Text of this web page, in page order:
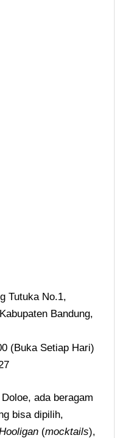
Tutuka No.1,
Bandung,
(Buka Setiap Hari)
ada beragam
bisa dipilih,
(mocktails),